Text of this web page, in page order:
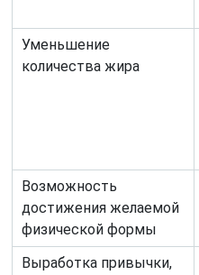
Уменьшение
количества жира
Возможность
достижения желаемой
физической формы
Выработка привычки,